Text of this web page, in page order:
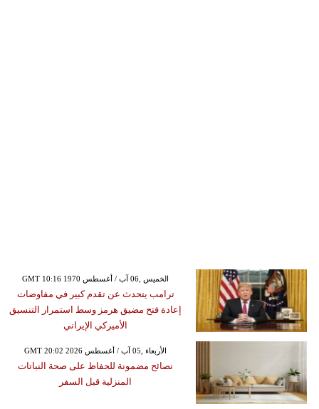
GMT 10:16 1970 الخميس ,06 آب / أغسطس
ترامب يتحدث عن تقدم كبير في مفاوضات
إعادة فتح مضيق هرمز وسط استمرار التنسيق
الأميركي الإيراني
GMT 20:02 2026 الأربعاء ,05 آب / أغسطس
نصائح مضمونة للحفاظ على صحة النباتات
المنزلية قبل السفر